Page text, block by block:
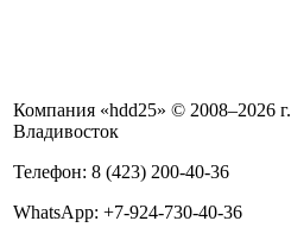
Компания «hdd25» © 2008–2026 г.
Владивосток
Телефон: 8 (423) 200-40-36
WhatsApp: +7-924-730-40-36